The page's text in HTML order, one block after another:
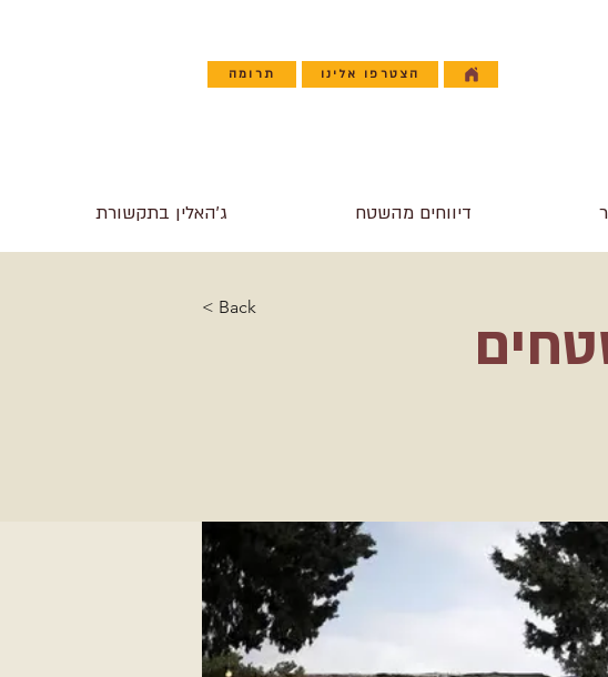
תרומה הצטרפו אלינו
דיווחים מהשטח ג'האלין בתקשורת
< Back